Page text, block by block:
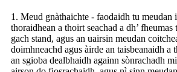
1. Meud gnàthaichte - faodaidh tu meudan
thoraidhean a thoirt seachad a dh’ fheumas
gach stand, agus an uairsin meudan
doimhneachd agus àirde an taisbeanaidh
an sgioba dealbhaidh againn sònrachadh